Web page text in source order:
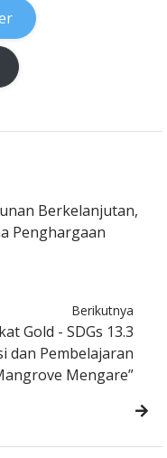
Berkelanjutan,
Penghargaan
Berikutnya
Gold - SDGs 13.3
dan Pembelajaran
Mengare”